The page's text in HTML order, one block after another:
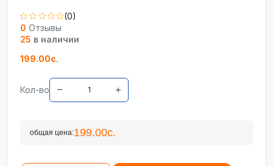
(0)
0 Отзывы
25 в наличии
199.00с.
Кол-во
общая цена:199.00с.